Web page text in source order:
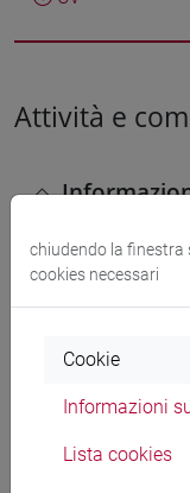
Attività e
Settore
afferenza
Settore
chiudendo la
cookies necessari
Cookie
Informazioni
Lista cookies